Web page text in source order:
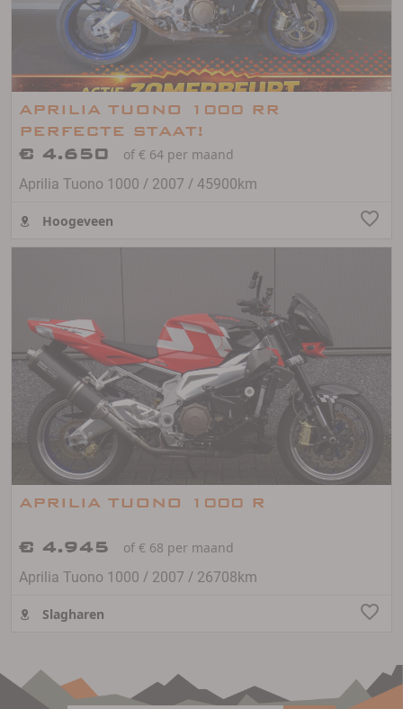
APRILIA TUONO 1000 RR
PERFECTE STAAT!
€ 4.650
of € 64 per maand
Aprilia Tuono 1000 / 2007 / 45900km
Hoogeveen
APRILIA TUONO 1000 R
€ 4.945
of € 68 per maand
Aprilia Tuono 1000 / 2007 / 26708km
Slagharen